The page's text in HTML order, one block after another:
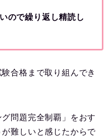
ので繰り返し精読し
合格まで取り組んでき
問題完全制覇」をおす
難しいと感じたからで